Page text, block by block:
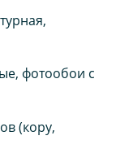
фотообои с
(кору,